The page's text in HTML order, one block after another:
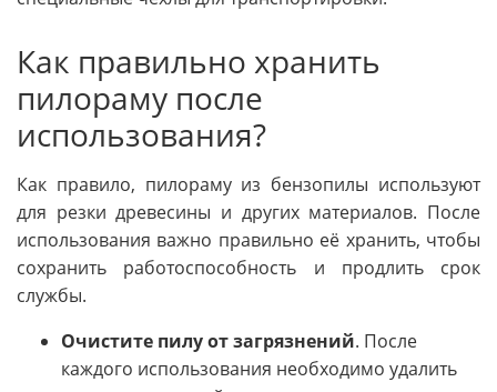
Как правильно хранить
пилораму после
использования?
Как правило, пилораму из бензопилы используют
для резки древесины и других материалов. После
использования важно правильно её хранить, чтобы
сохранить работоспособность и продлить срок
службы.
Очистите пилу от загрязнений. После
каждого использования необходимо удалить